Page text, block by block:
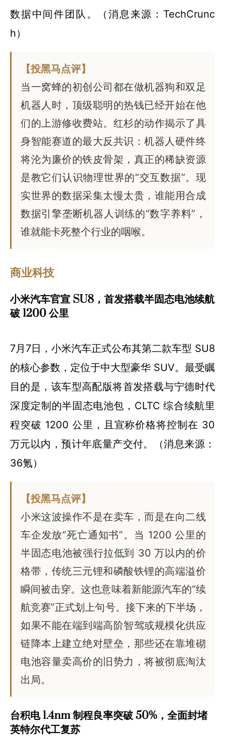
数据中间件团队。（消息来源：TechCrunc
h）
【投黑马点评】
当一窝蜂的初创公司都在做机器狗和双足
机器人时，顶级聪明的热钱已经开始在他
们的上游修收费站。红杉的动作揭示了具
身智能赛道的最大反共识：机器人硬件终
将沦为廉价的铁皮骨架，真正的稀缺资源
是教它们认识物理世界的“交互数据”。现
实世界的数据采集太慢太贵，谁能用合成
数据引擎垄断机器人训练的“数字养料”，
谁就能卡死整个行业的咽喉。
商业科技
小米汽车官宣 SU8，首发搭载半固态电池续航
破 1200 公里
7月7日，小米汽车正式公布其第二款车型 SU8
的核心参数，定位于中大型豪华 SUV。最受瞩
目的是，该车型高配版将首发搭载与宁德时代
深度定制的半固态电池包，CLTC 综合续航里
程突破 1200 公里，且宣称价格将控制在 30
万元以内，预计年底量产交付。（消息来源：
36氪）
【投黑马点评】
小米这波操作不是在卖车，而是在向二线
车企发放“死亡通知书”。当 1200 公里的
半固态电池被强行拉低到 30 万以内的价
格带，传统三元锂和磷酸铁锂的高端溢价
瞬间被击穿。这也意味着新能源汽车的“续
航竞赛”正式划上句号。接下来的下半场，
如果不能在端到端高阶智驾或规模化供应
链降本上建立绝对壁垒，那些还在靠堆砌
电池容量卖高价的旧势力，将被彻底淘汰
出局。
台积电 1.4nm 制程良率突破 50%，全面封堵
英特尔代工复苏